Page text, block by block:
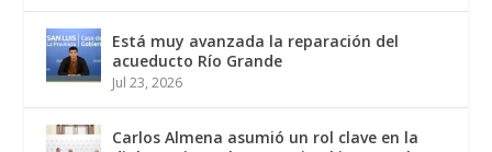
Está muy avanzada la reparación del
acueducto Río Grande
Jul 23, 2026
Carlos Almena asumió un rol clave en la